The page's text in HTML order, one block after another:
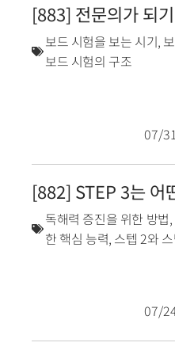
[883] 전문의가 되
보드 시험을 보는 시기,
보드 시험의 구조
07/
[882] STEP 3는 어
독해력 증진을 위한 방법,
한 핵심 능력, 스텝 2와
07/